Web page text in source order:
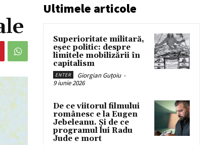
Ultimele articole
Superioritate militară,
eșec politic: despre
limitele mobilizării în
capitalism
ENTER Giorgian Guțoiu -
9 iunie 2026
De ce viitorul filmului
românesc e la Eugen
Jebeleanu. Și de ce
programul lui Radu
Jude e mort